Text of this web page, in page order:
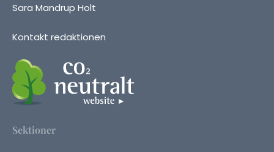
Sara Mandrup Holt
Kontakt redaktionen
Sektioner